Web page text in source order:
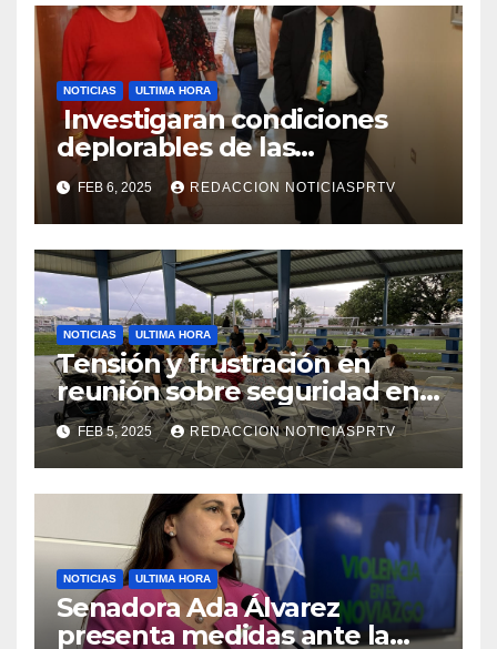
NOTICIAS ULTIMA HORA
Investigaran condiciones
deplorables de las
facilidades el Departamento
de la Salud en Mayagüez
FEB 6, 2025 REDACCION NOTICIASPRTV
NOTICIAS ULTIMA HORA
Tensión y frustración en
reunión sobre seguridad en
Reparto Metropolitano
FEB 5, 2025 REDACCION NOTICIASPRTV
NOTICIAS ULTIMA HORA
Senadora Ada Álvarez
presenta medidas ante la